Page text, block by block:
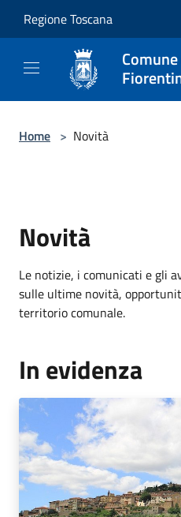
Regione Toscana
Home > Novità
Novità
Le notizie, i comunicati e gli
sulle ultime novità,
territorio comunale.
In evidenza